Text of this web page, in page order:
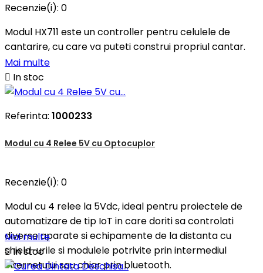
Recenzie(i): 0
Modul HX711 este un controller pentru celulele de
cantarire, cu care va puteti construi propriul cantar.
Mai multe
 In stoc
Referinta: 1000233
Modul cu 4 Relee 5V cu Optocuplor
Recenzie(i): 0
Modul cu 4 relee la 5Vdc, ideal pentru proiectele de
automatizare de tip IoT in care doriti sa controlati
diverse aparate si echipamente de la distanta cu
shield-urile si modulele potrivite prin intermediul
internetului sau chiar prin bluetooth.
Mai multe
In stoc